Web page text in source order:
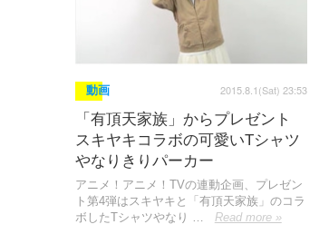
動画 2015.8.1(Sat) 23:53
「有頂天家族」からプレゼント
スキヤキコラボの可愛いTシャツ
やなりきりパーカー
アニメ！アニメ！TVの連動企画、プレゼン
ト第4弾はスキヤキと「有頂天家族」のコラ
ボしたTシャツやなり …
Read more »